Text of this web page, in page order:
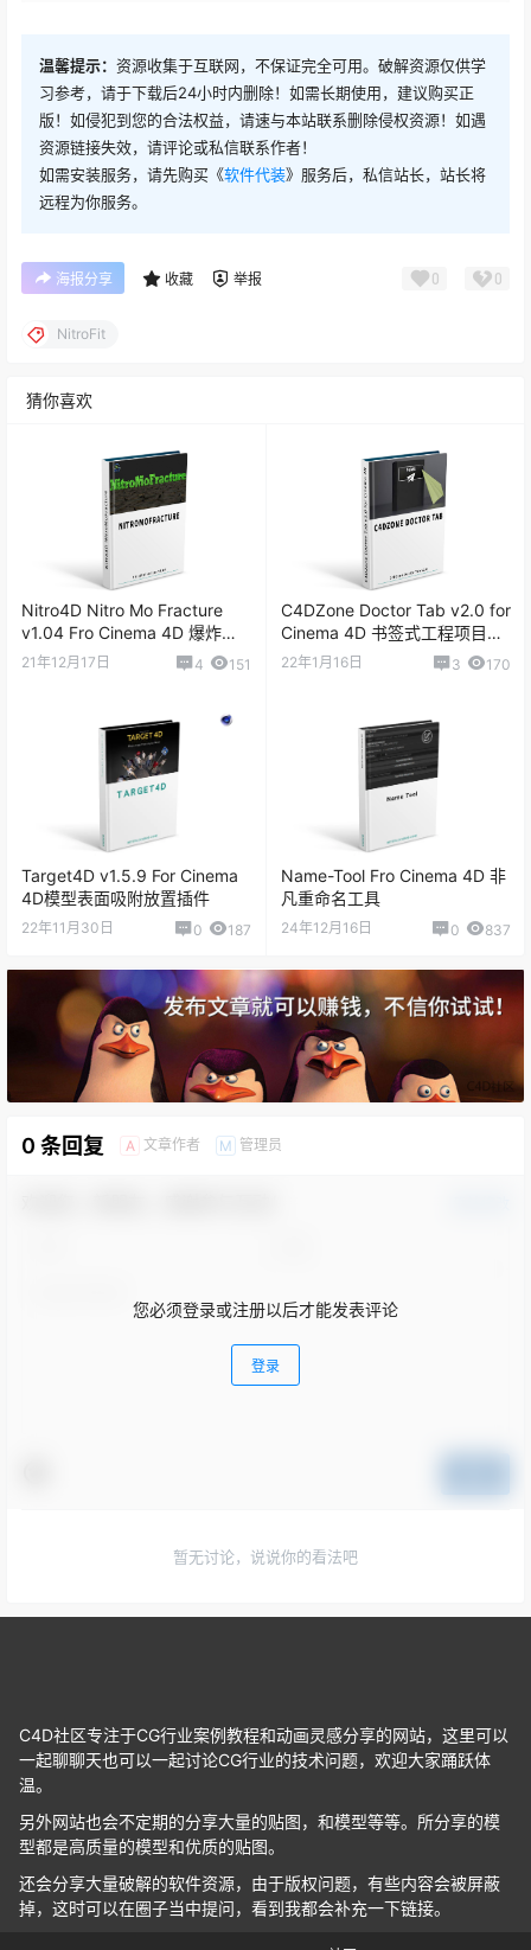
温馨提示： 资源收集于互联网，不保证完全可用。破解资源仅供学
习参考，请于下载后24小时内删除！如需长期使用，建议购买正
版！如侵犯到您的合法权益，请速与本站联系删除侵权资源！如遇
资源链接失效，请评论或私信联系作者！
如需安装服务，请先购买《软件代装》服务后，私信站长，站长将
远程为你服务。
海报分享 收藏 举报 0 0
NitroFit
猜你喜欢
Nitro4D Nitro Mo Fracture
v1.04 Fro Cinema 4D 爆炸破
碎插件
21年12月17日 4 151
C4DZone Doctor Tab v2.0 for
Cinema 4D 书签式工程项目菜
单插件
22年1月16日 3 170
Target4D v1.5.9 For Cinema
4D模型表面吸附放置插件
22年11月30日 0 187
Name-Tool Fro Cinema 4D 非
凡重命名工具
24年12月16日 0 837
0 条回复 A 文章作者 M 管理员
您必须登录或注册以后才能发表评论
登录
暂无讨论，说说你的看法吧
C4D社区专注于CG行业案例教程和动画灵感分享的网站，这里可以
一起聊聊天也可以一起讨论CG行业的技术问题，欢迎大家踊跃体
温。
另外网站也会不定期的分享大量的贴图，和模型等等。所分享的模
型都是高质量的模型和优质的贴图。
还会分享大量破解的软件资源，由于版权问题，有些内容会被屏蔽
掉，这时可以在圈子当中提问，看到我都会补充一下链接。